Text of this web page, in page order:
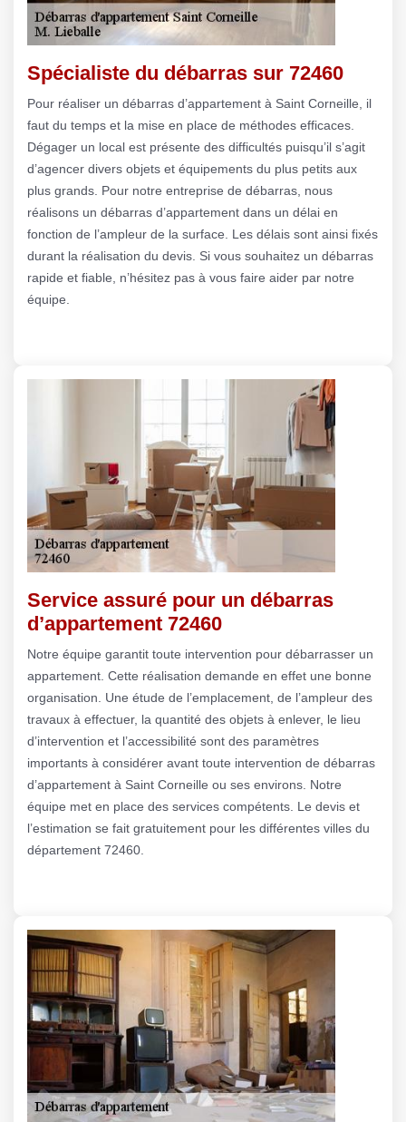
Spécialiste du débarras sur 72460
Pour réaliser un débarras d’appartement à Saint Corneille, il
faut du temps et la mise en place de méthodes efficaces.
Dégager un local est présente des difficultés puisqu’il s’agit
d’agencer divers objets et équipements du plus petits aux
plus grands. Pour notre entreprise de débarras, nous
réalisons un débarras d’appartement dans un délai en
fonction de l’ampleur de la surface. Les délais sont ainsi fixés
durant la réalisation du devis. Si vous souhaitez un débarras
rapide et fiable, n’hésitez pas à vous faire aider par notre
équipe.
Service assuré pour un débarras
d’appartement 72460
Notre équipe garantit toute intervention pour débarrasser un
appartement. Cette réalisation demande en effet une bonne
organisation. Une étude de l’emplacement, de l’ampleur des
travaux à effectuer, la quantité des objets à enlever, le lieu
d’intervention et l’accessibilité sont des paramètres
importants à considérer avant toute intervention de débarras
d’appartement à Saint Corneille ou ses environs. Notre
équipe met en place des services compétents. Le devis et
l’estimation se fait gratuitement pour les différentes villes du
département 72460.